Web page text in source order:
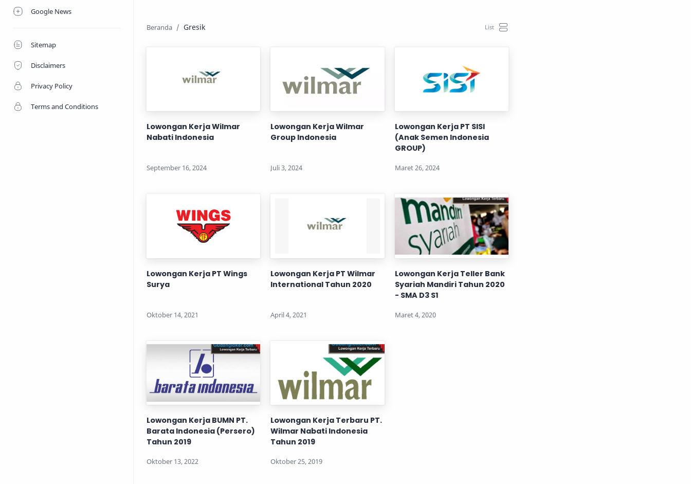
Google News
Sitemap
Disclaimers
Privacy Policy
Terms and Conditions
Gresik
Lowongan Kerja Wilmar
Nabati Indonesia
Lowongan Kerja Wilmar
Group Indonesia
Lowongan Kerja PT SISI
(Anak Semen Indonesia
GROUP)
Lowongan Kerja PT Wings
Surya
Lowongan Kerja PT Wilmar
International Tahun 2020
Lowongan Kerja Teller Bank
Syariah Mandiri Tahun 2020
- SMA D3 S1
Lowongan Kerja BUMN PT.
Barata Indonesia (Persero)
Tahun 2019
Lowongan Kerja Terbaru PT.
Wilmar Nabati Indonesia
Tahun 2019